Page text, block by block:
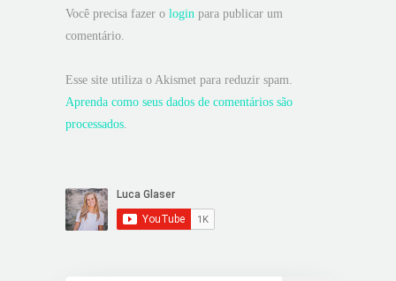
Você precisa fazer o login para publicar um
comentário.
Esse site utiliza o Akismet para reduzir spam.
Aprenda como seus dados de comentários são
processados